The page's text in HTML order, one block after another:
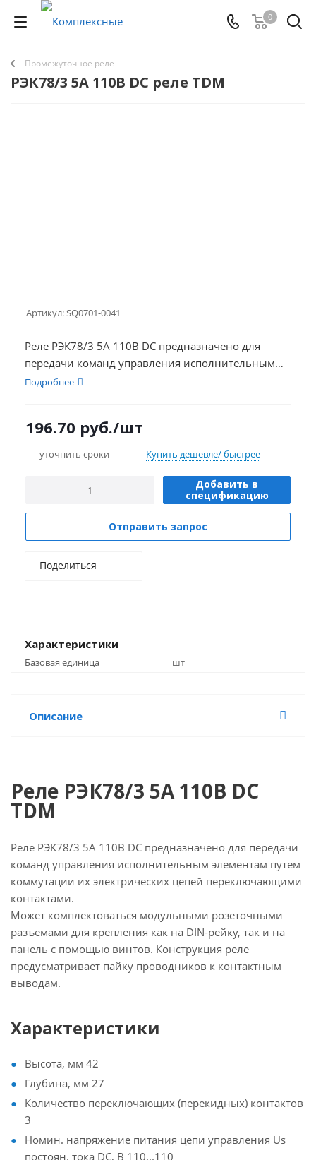
0
Промежуточное реле
РЭК78/3 5А 110В DC реле TDM
Артикул:SQ0701-0041
Реле РЭК78/3 5А 110В DC предназначено для
передачи команд управления исполнительным
элементам путем коммутации их электрических
Подробнее
196.70 руб./шт
уточнить сроки Купить дешевле/ быстрее
Добавить в
спецификацию
Отправить запрос
Поделиться
Характеристики
Базовая единица шт
Описание
Реле РЭК78/3 5А 110В DC
TDM
Реле РЭК78/3 5А 110В DC предназначено для передачи
команд управления исполнительным элементам путем
коммутации их электрических цепей переключающими
контактами.
Может комплектоваться модульными розеточными
разъемами для крепления как на DIN-рейку, так и на
панель с помощью винтов. Конструкция реле
предусматривает пайку проводников к контактным
выводам.
Характеристики
Высота, мм 42
Глубина, мм 27
Количество переключающих (перекидных) контактов
3
Номин. напряжение питания цепи управления Us
постоян. тока DC, В 110...110